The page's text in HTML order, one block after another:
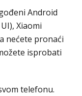
Android
Xiaomi
nećete pronaći
isprobati
telefonu.